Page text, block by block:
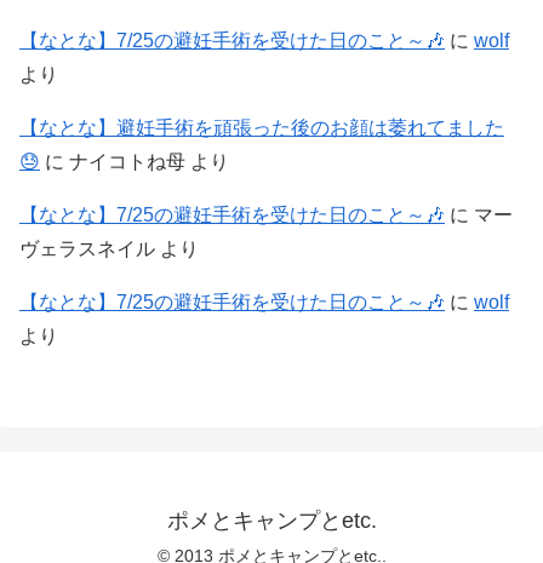
【なとな】7/25の避妊手術を受けた日のこと～🎶 に wolf
より
【なとな】避妊手術を頑張った後のお顔は萎れてました
😓 に ナイコトね母 より
【なとな】7/25の避妊手術を受けた日のこと～🎶 に マー
ヴェラスネイル より
【なとな】7/25の避妊手術を受けた日のこと～🎶 に wolf
より
ポメとキャンプとetc.
© 2013 ポメとキャンプとetc..